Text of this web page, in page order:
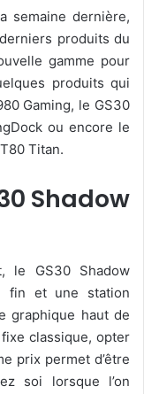
semaine dernière,
produits du
gamme pour
produits qui
Gaming, le GS30
ou encore le
Titan.
Shadow
le GS30 Shadow
fin et une station
graphique haut de
fixe classique, opter
prix permet d’être
soi lorsque l’on